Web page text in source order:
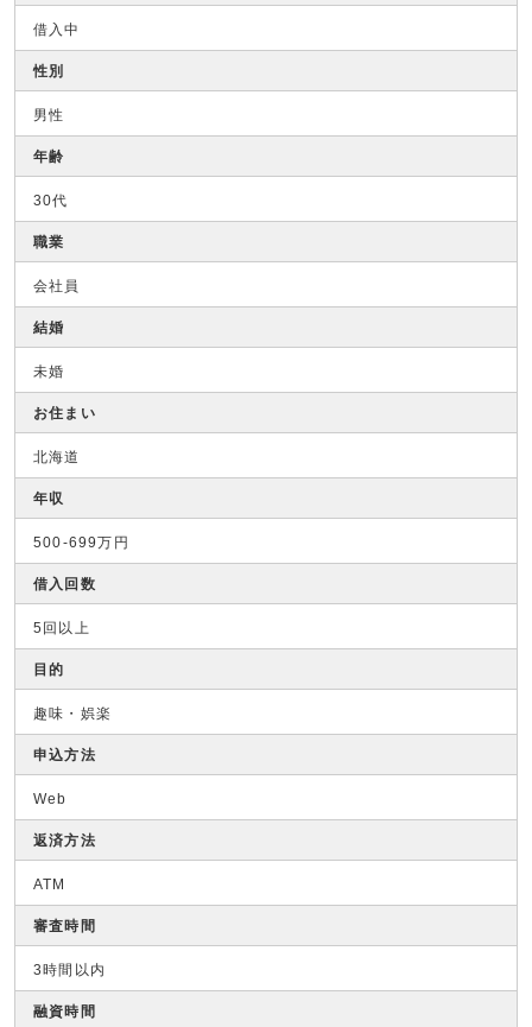
借入中
性別
男性
年齢
30代
職業
会社員
結婚
未婚
お住まい
北海道
年収
500-699万円
借入回数
5回以上
目的
趣味・娯楽
申込方法
Web
返済方法
ATM
審査時間
3時間以内
融資時間